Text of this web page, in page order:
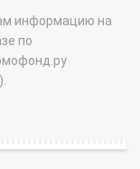
информацию на
по